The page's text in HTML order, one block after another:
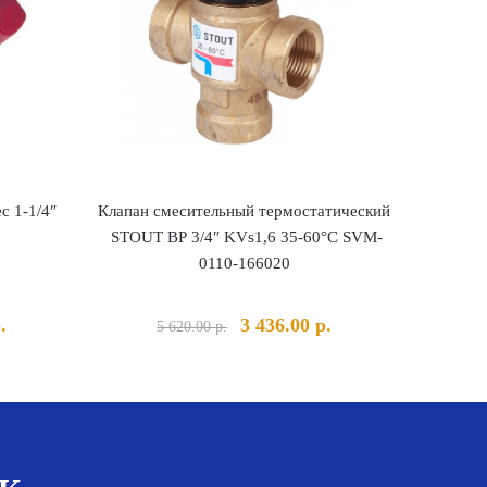
1-1/4″
051.00 р..
Клапан смесительный термостатический
STOUT ВР 3/4″ KVs1,6 35-60°С SVM-
0110-166020
5 620.00р.
Первоначальная
5
3 436.00р.
436.00 р..